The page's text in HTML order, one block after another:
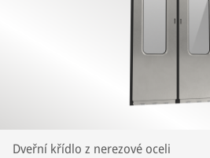
Dveřní křídlo z nerezové oceli